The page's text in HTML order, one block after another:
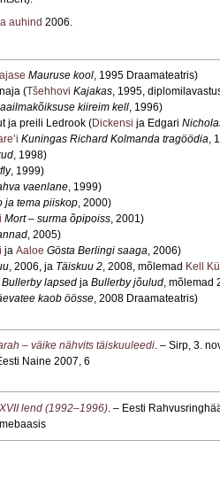
auhind 2006.
Mauruse kool, 1995 Draamateatris)
(Tšehhovi Kajakas, 1995,
kiireim kell, 1996)
ja preili Ledrook (Dickensi ja Edgari
Kuningas Richard Kolmanda tragöödia,
, 1998)
, 1999)
vaenlane, 1999)
ja tema piiskop, 2000)
Mort – surma õpipoiss, 2001)
, 2005)
ja Aaloe Gösta Berlingi saaga, 2006)
, 2006, ja Täiskuu 2, 2008, mõlemad Kell
Bullerby lapsed ja Bullerby jõulud, mõlemad
kaob öösse, 2008 Draamateatris)
– väike nähvits täiskuuleedi. – Sirp, 3.
Naine 2007, 6
lend (1992–1996). – Eesti